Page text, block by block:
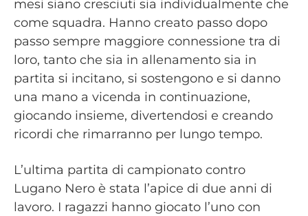
mesi siano cresciuti sia individualmente che
come squadra. Hanno creato passo dopo
passo sempre maggiore connessione tra di
loro, tanto che sia in allenamento sia in
partita si incitano, si sostengono e si danno
una mano a vicenda in continuazione,
giocando insieme, divertendosi e creando
ricordi che rimarranno per lungo tempo.
L’ultima partita di campionato contro
Lugano Nero è stata l’apice di due anni di
lavoro. I ragazzi hanno giocato l’uno con